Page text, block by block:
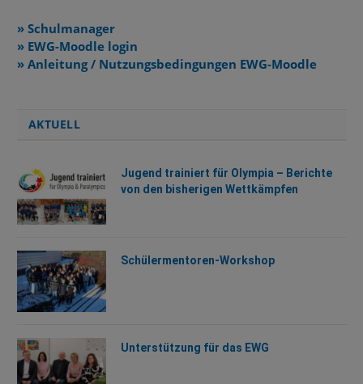
» Schulmanager
» EWG-Moodle login
» Anleitung / Nutzungsbedingungen EWG-Moodle
AKTUELL
Jugend trainiert für Olympia – Berichte
von den bisherigen Wettkämpfen
Schülermentoren-Workshop
Unterstützung für das EWG